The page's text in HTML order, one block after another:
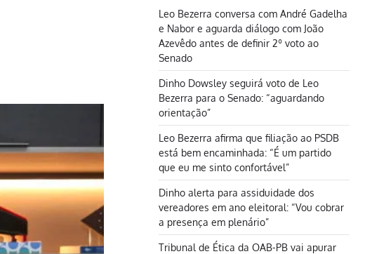
Leo Bezerra conversa com André Gadelha
e Nabor e aguarda diálogo com João
Azevêdo antes de definir 2º voto ao
Senado
Dinho Dowsley seguirá voto de Leo
Bezerra para o Senado: “aguardando
orientação”
Leo Bezerra afirma que filiação ao PSDB
está bem encaminhada: “É um partido
que eu me sinto confortável”
Dinho alerta para assiduidade dos
vereadores em ano eleitoral: “Vou cobrar
a presença em plenário”
Tribunal de Ética da OAB-PB vai apurar